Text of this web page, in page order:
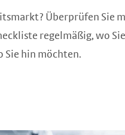
Überprüfen Sie
regelmäßig, wo Sie
Sie hin möchten.